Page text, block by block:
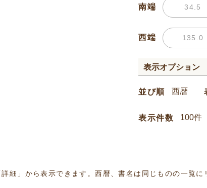
南端
西端
表示オプション
並び順
表示件数
細」から表示できます。西暦、書名は同じものの一覧に